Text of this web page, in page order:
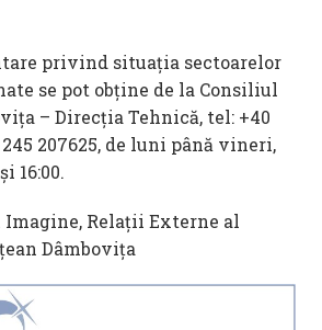
privind situaţia sectoarelor
se pot obţine de la Consiliul
– Direcţia Tehnică, tel: +40
245 207625, de luni până vineri,
16:00.
Relații Externe al
Dâmbovița